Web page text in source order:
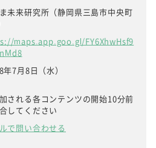
未来研究所（静岡県三島市中央町
maps.app.goo.gl/FY6XhwHsf9
年7月8日（水）
される各コンテンツの開始10分前
してください
で問い合わせる